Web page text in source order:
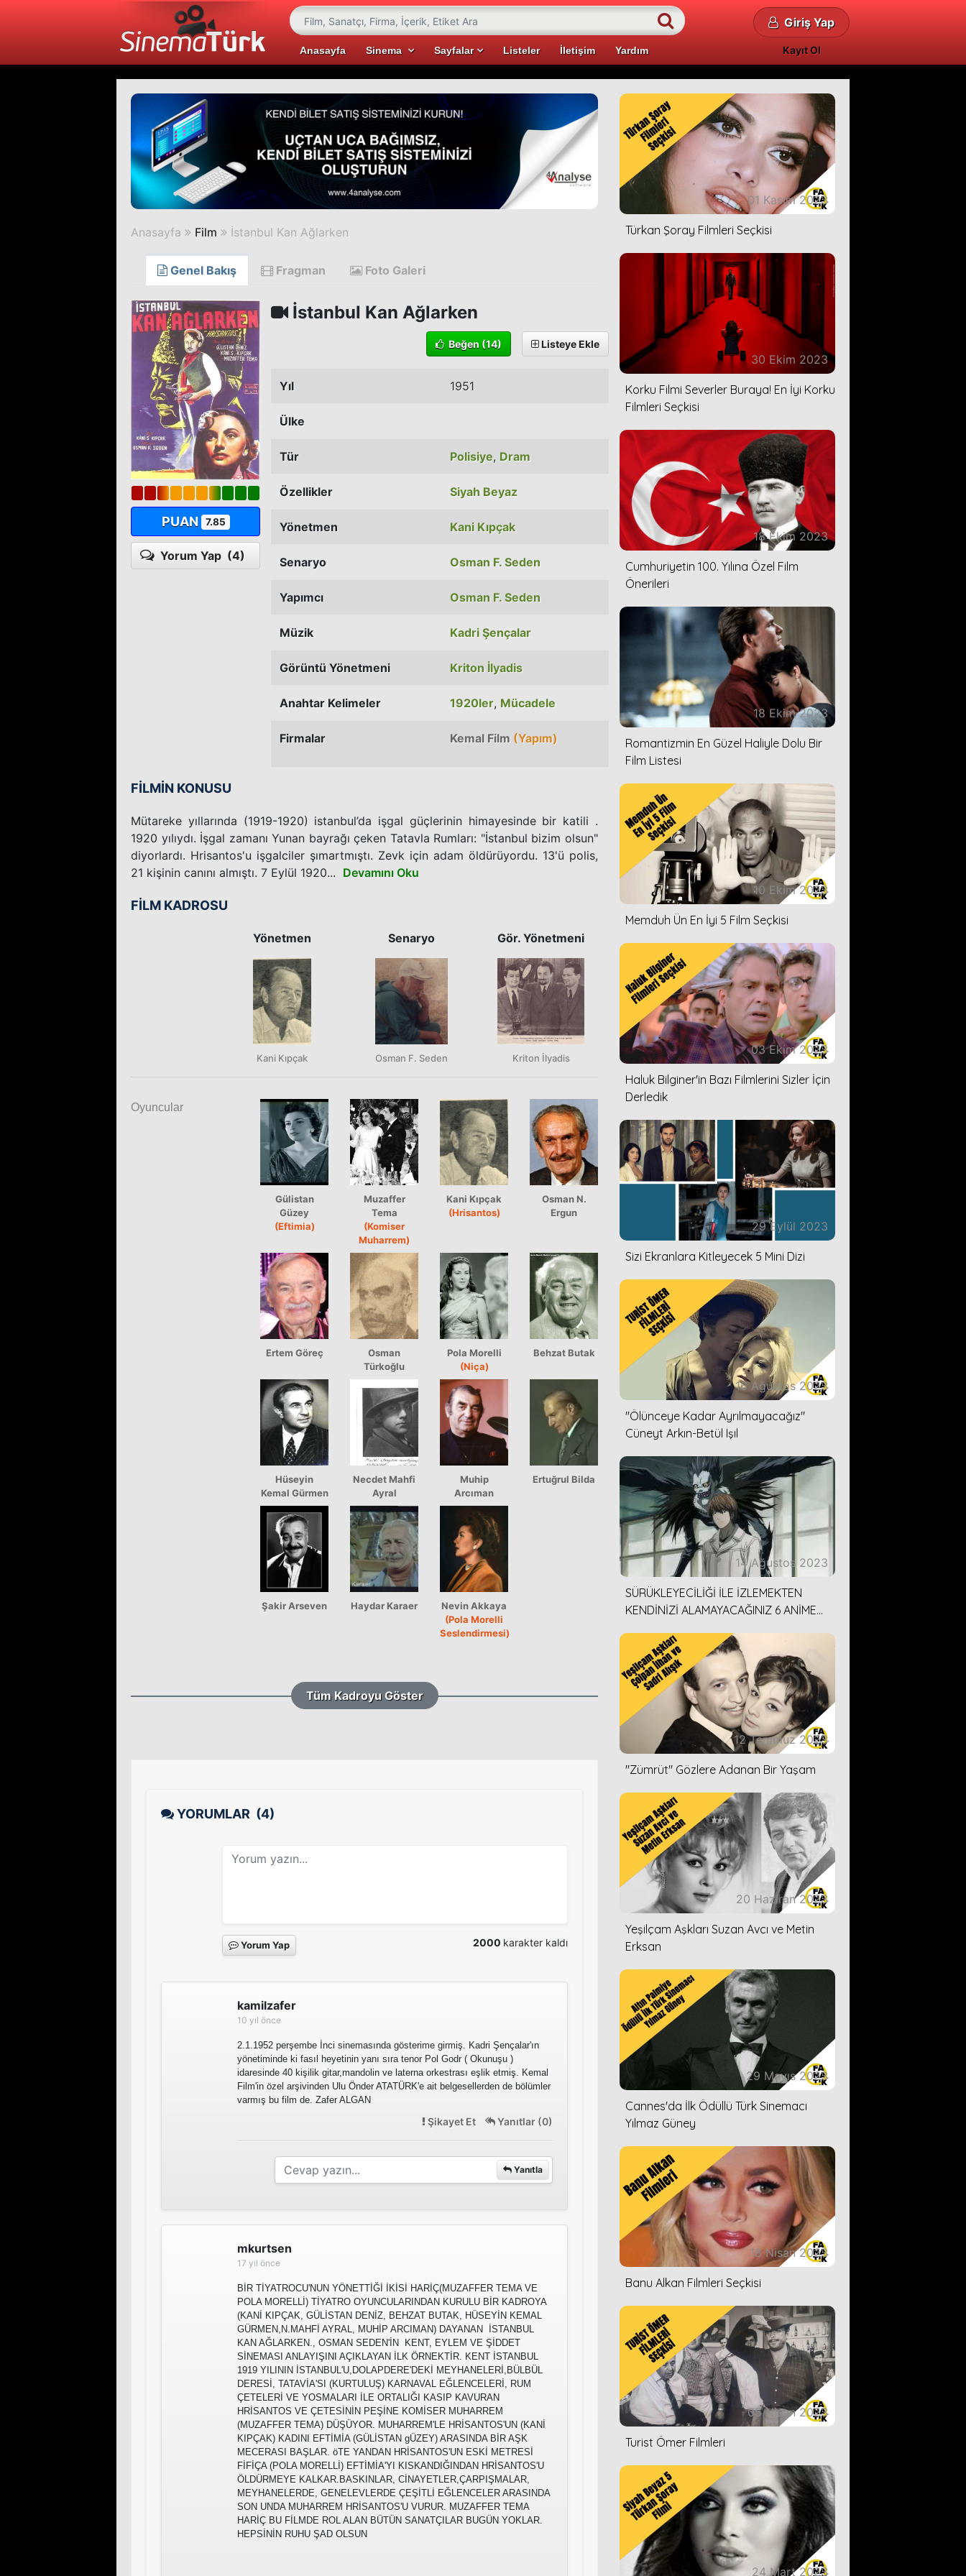
Anasayfa Sinema Sayfalar Listeler İletişim Yardım
Giriş Yap
Kayıt Ol
Anasayfa Film İstanbul Kan Ağlarken
Genel Bakış Fragman Foto Galeri
PUAN 7.85
Yorum Yap (4)
İstanbul Kan Ağlarken
Beğen (14) Listeye Ekle
Yıl 1951
Ülke
Tür Polisiye, Dram
Özellikler Siyah Beyaz
Yönetmen Kani Kıpçak
Senaryo Osman F. Seden
Yapımcı Osman F. Seden
Müzik Kadri Şençalar
Görüntü Yönetmeni Kriton İlyadis
Anahtar Kelimeler 1920ler, Mücadele
Firmalar Kemal Film (Yapım)
FİLMİN KONUSU
Mütareke yıllarında (1919-1920) istanbul’da işgal güçlerinin himayesinde bir katili .
1920 yılıydı. İşgal zamanı Yunan bayrağı çeken Tatavla Rumları: "İstanbul bizim olsun"
diyorlardı. Hrisantos'u işgalciler şımartmıştı. Zevk için adam öldürüyordu. 13'ü polis,
21 kişinin canını almıştı. 7 Eylül 1920... Devamını Oku
FİLM KADROSU
Yönetmen
Kani Kıpçak
Senaryo
Osman F. Seden
Gör. Yönetmeni
Kriton İlyadis
Oyuncular
Gülistan
Güzey
(Eftimia)
Muzaffer
Tema
(Komiser
Muharrem)
Kani Kıpçak
(Hrisantos)
Osman N.
Ergun
Ertem Göreç
Osman
Türkoğlu
Pola Morelli
(Niça)
Behzat Butak
Hüseyin
Kemal Gürmen
Necdet Mahfi
Ayral
Muhip
Arcıman
Ertuğrul Bilda
Şakir Arseven Haydar Karaer
Nevin Akkaya
(Pola Morelli
Seslendirmesi)
Tüm Kadroyu Göster
YORUMLAR (4)
Yorum Yap 2000 karakter kaldı
kamilzafer
10 yıl önce
2.1.1952 perşembe İnci sinemasında gösterime girmiş. Kadri Şençalar'ın
yönetiminde ki fasıl heyetinin yanı sıra tenor Pol Godr ( Okunuşu )
idaresinde 40 kişilik gitar,mandolin ve laterna orkestrası eşlik etmiş. Kemal
Film'in özel arşivinden Ulu Önder ATATÜRK'e ait belgesellerden de bölümler
varmış bu film de. Zafer ALGAN
Şikayet Et Yanıtlar (0)
Yanıtla
mkurtsen
17 yıl önce
BİR TİYATROCU'NUN YÖNETTİĞİ İKİSİ HARİÇ(MUZAFFER TEMA VE
POLA MORELLİ) TİYATRO OYUNCULARINDAN KURULU BİR KADROYA
(KANİ KIPÇAK, GÜLİSTAN DENİZ, BEHZAT BUTAK, HÜSEYİN KEMAL
GÜRMEN,N.MAHFİ AYRAL, MUHİP ARCIMAN) DAYANAN İSTANBUL
KAN AĞLARKEN., OSMAN SEDEN'İN KENT, EYLEM VE ŞİDDET
SİNEMASI ANLAYIŞINI AÇIKLAYAN İLK ÖRNEKTİR. KENT İSTANBUL
1919 YILININ İSTANBUL'U,DOLAPDERE'DEKİ MEYHANELERİ,BÜLBÜL
DERESİ, TATAVİA'SI (KURTULUŞ) KARNAVAL EĞLENCELERİ, RUM
ÇETELERİ VE YOSMALARI İLE ORTALIĞI KASIP KAVURAN
HRİSANTOS VE ÇETESİNİN PEŞİNE KOMİSER MUHARREM
(MUZAFFER TEMA) DÜŞÜYOR. MUHARREM'LE HRİSANTOS'UN (KANİ
KIPÇAK) KADINI EFTİMİA (GÜLİSTAN gÜZEY) ARASINDA BİR AŞK
MECERASI BAŞLAR. öTE YANDAN HRİSANTOS'UN ESKİ METRESİ
FİFİÇA (POLA MORELLİ) EFTİMİA'YI KISKANDIĞINDAN HRİSANTOS'U
ÖLDÜRMEYE KALKAR.BASKINLAR, CİNAYETLER,ÇARPIŞMALAR,
MEYHANELERDE, GENELEVLERDE ÇEŞİTLİ EĞLENCELER ARASINDA
SON UNDA MUHARREM HRİSANTOS'U VURUR. MUZAFFER TEMA
HARİÇ BU FİLMDE ROL ALAN BÜTÜN SANATÇILAR BUGÜN YOKLAR.
HEPSİNİN RUHU ŞAD OLSUN
01 Kasım 2023
Türkan Şoray Filmleri Seçkisi
30 Ekim 2023
Korku Filmi Severler Buraya! En İyi Korku
Filmleri Seçkisi
18 Ekim 2023
Cumhuriyetin 100. Yılına Özel Film
Önerileri
18 Ekim 2023
Romantizmin En Güzel Haliyle Dolu Bir
Film Listesi
10 Ekim 2023
Memduh Ün En İyi 5 Film Seçkisi
03 Ekim 2023
Haluk Bilginer'in Bazı Filmlerini Sizler İçin
Derledik
29 Eylül 2023
Sizi Ekranlara Kitleyecek 5 Mini Dizi
16 Ağustos 2023
''Ölünceye Kadar Ayrılmayacağız''
Cüneyt Arkın-Betül Işıl
14 Ağustos 2023
SÜRÜKLEYECİLİĞİ İLE İZLEMEKTEN
KENDİNİZİ ALAMAYACAĞINIZ 6 ANİME
12 Temmuz 2023
''Zümrüt'' Gözlere Adanan Bir Yaşam
20 Haziran 2023
Yeşilçam Aşkları Suzan Avcı ve Metin
Erksan
29 Mayıs 2023
Cannes'da İlk Ödüllü Türk Sinemacı
Yılmaz Güney
18 Nisan 2023
Banu Alkan Filmleri Seçkisi
05 Nisan 2023
Turist Ömer Filmleri
24 Mart 2023